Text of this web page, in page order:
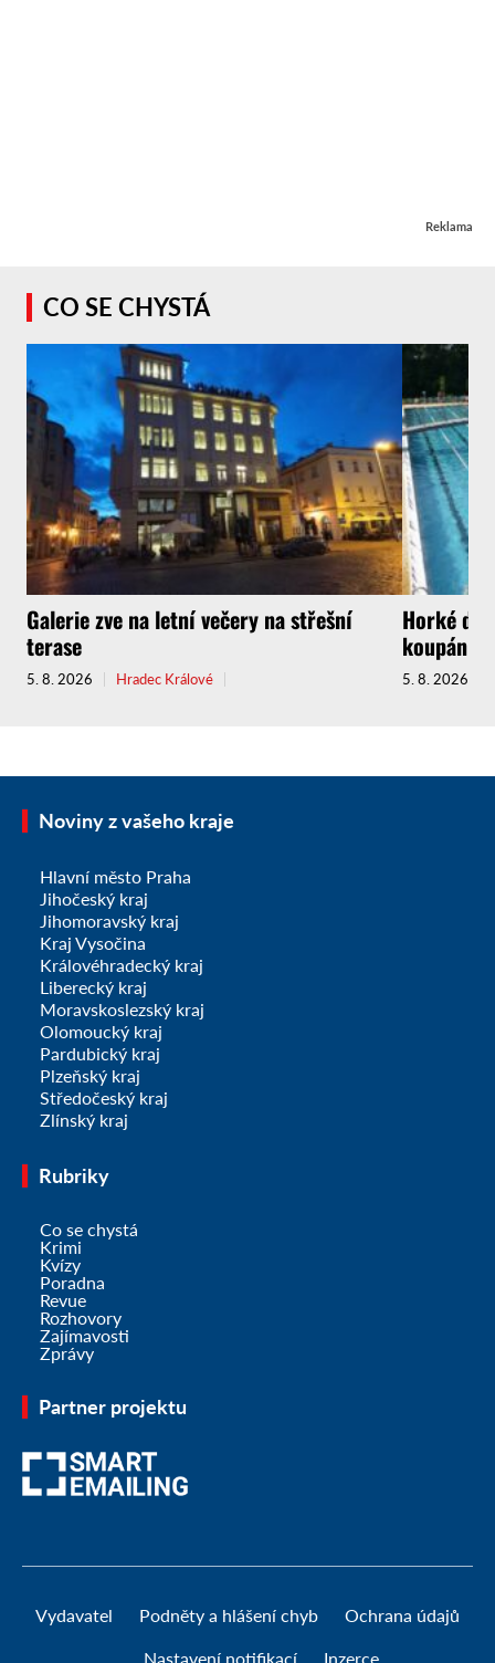
Reklama
CO SE CHYSTÁ
Galerie zve na letní večery na střešní
terase
5. 8. 2026 Hradec Králové
Horké
koupání
5. 8. 2026
Noviny z vašeho kraje
Hlavní město Praha
Jihočeský kraj
Jihomoravský kraj
Kraj Vysočina
Královéhradecký kraj
Liberecký kraj
Moravskoslezský kraj
Olomoucký kraj
Pardubický kraj
Plzeňský kraj
Středočeský kraj
Zlínský kraj
Rubriky
Co se chystá
Krimi
Kvízy
Poradna
Revue
Rozhovory
Zajímavosti
Zprávy
Partner projektu
Vydavatel Podněty a hlášení chyb Ochrana údajů
Nastavení notifikací Inzerce